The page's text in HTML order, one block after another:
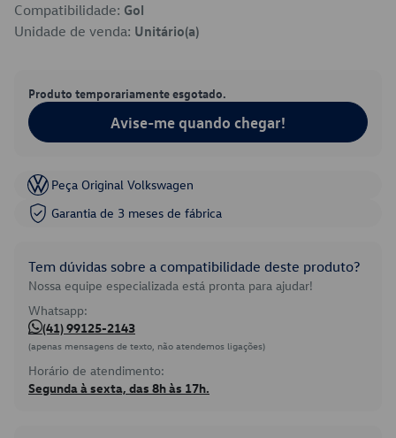
Compatibilidade: Gol
Unidade de venda: Unitário(a)
Produto temporariamente esgotado.
Avise-me quando chegar!
Peça Original Volkswagen
Garantia de 3 meses de fábrica
Tem dúvidas sobre a compatibilidade deste produto?
Nossa equipe especializada está pronta para ajudar!
Whatsapp:
(41) 99125-2143
(apenas mensagens de texto, não atendemos ligações)
Horário de atendimento:
Segunda à sexta, das 8h às 17h.